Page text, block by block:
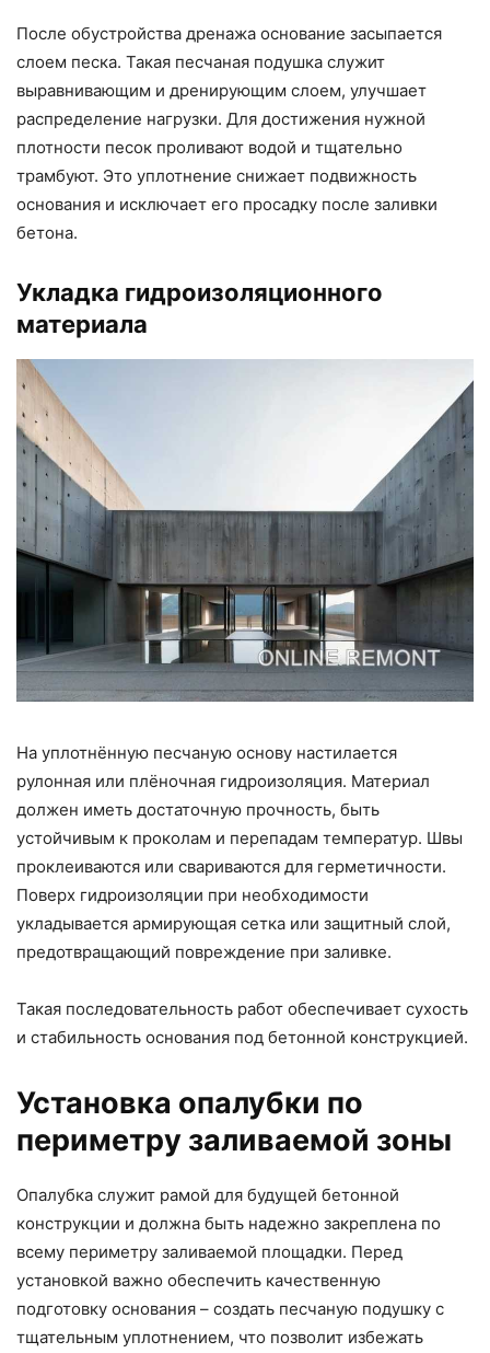
После обустройства дренажа основание засыпается
слоем песка. Такая песчаная подушка служит
выравнивающим и дренирующим слоем, улучшает
распределение нагрузки. Для достижения нужной
плотности песок проливают водой и тщательно
трамбуют. Это уплотнение снижает подвижность
основания и исключает его просадку после заливки
бетона.
Укладка гидроизоляционного
материала
На уплотнённую песчаную основу настилается
рулонная или плёночная гидроизоляция. Материал
должен иметь достаточную прочность, быть
устойчивым к проколам и перепадам температур. Швы
проклеиваются или свариваются для герметичности.
Поверх гидроизоляции при необходимости
укладывается армирующая сетка или защитный слой,
предотвращающий повреждение при заливке.
Такая последовательность работ обеспечивает сухость
и стабильность основания под бетонной конструкцией.
Установка опалубки по
периметру заливаемой зоны
Опалубка служит рамой для будущей бетонной
конструкции и должна быть надежно закреплена по
всему периметру заливаемой площадки. Перед
установкой важно обеспечить качественную
подготовку основания – создать песчаную подушку с
тщательным уплотнением, что позволит избежать